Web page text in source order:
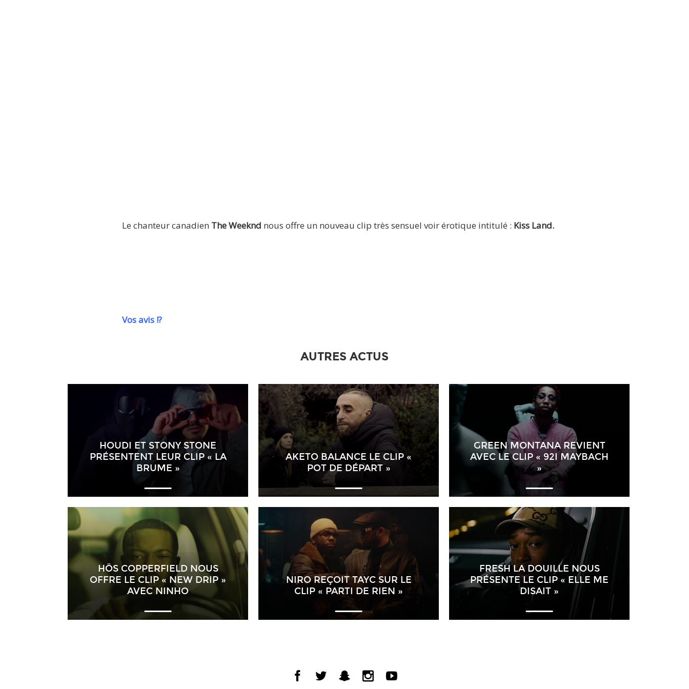
Le chanteur canadien The Weeknd nous offre un nouveau clip très sensuel voir érotique intitulé : Kiss Land.
Vos avis !?
AUTRES ACTUS
HOUDI ET STONY STONE
PRÉSENTENT LEUR CLIP « LA
BRUME »
AKETO BALANCE LE CLIP «
POT DE DÉPART »
GREEN MONTANA REVIENT
AVEC LE CLIP « 92I MAYBACH
»
HÖS COPPERFIELD NOUS
OFFRE LE CLIP « NEW DRIP »
AVEC NINHO
NIRO REÇOIT TAYC SUR LE
CLIP « PARTI DE RIEN »
FRESH LA DOUILLE NOUS
PRÉSENTE LE CLIP « ELLE ME
DISAIT »